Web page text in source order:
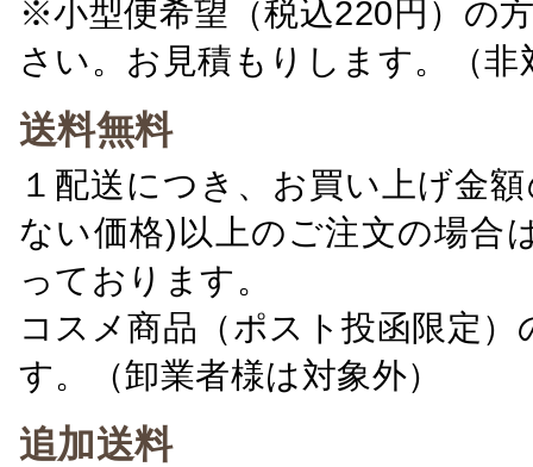
※小型便希望（税込220円）の
さい。お見積もりします。（非
送料無料
１配送につき、お買い上げ金
ない価格)以上のご注文の場合
っております。
コスメ商品（ポスト投函限定
す。（卸業者様は対象外）
追加送料